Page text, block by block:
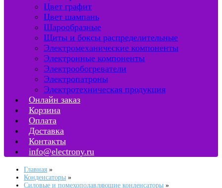
Цвет графит
Цвет шампань
Шарообразные
Щиты и боксы распределительные
Электромеханические компоненты
Электронные компоненты
Электрообогреватели
Электропатроны
Электротехническая продукция
Онлайн заказ
Корзина
Оплата
Доставка
Контакты
info@electrony.ru
Главная
Конденсаторы
Силовые и помехоподавляющие конденсаторы